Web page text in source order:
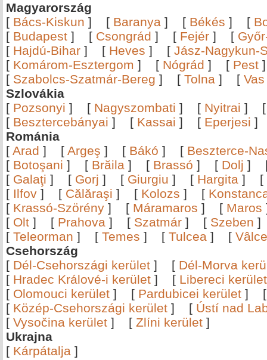
Magyarország
[ Bács-Kiskun ] [ Baranya ] [ Békés ] [
[ Budapest ] [ Csongrád ] [ Fejér ] [
[ Hajdú-Bihar ] [ Heves ] [ Jász-Nagykun-
[ Komárom-Esztergom ] [ Nógrád ] [ Pest
[ Szabolcs-Szatmár-Bereg ] [ Tolna ] [ Vas
Szlovákia
[ Pozsonyi ] [ Nagyszombati ] [ Nyitrai ]
[ Besztercebányai ] [ Kassai ] [ Eperjesi
Románia
[ Arad ] [ Argeş ] [ Bákó ] [ Beszterce-
[ Botoşani ] [ Brăila ] [ Brassó ] [ Dolj ]
[ Galaţi ] [ Gorj ] [ Giurgiu ] [ Hargita ]
[
[ Ilfov ] [ Călăraşi ] [ Kolozs ] [
[ Krassó-Szörény ] [ Máramaros ] [ Maros
[ Olt ] [ Prahova ] [ Szatmár ] [ Szeben
[ Teleorman ] [ Temes ] [ Tulcea ] [
Csehország
[ Dél-Csehországi kerület ] [ Dél-Morva
[ Hradec Králové-i kerület ] [ Libereci kerület
[ Olomouci kerület ] [ Pardubicei kerület ]
[ Közép-Csehországi kerület ] [ Ústí nad
[ Vysočina kerület ] [ Zlíni kerület ]
Ukrajna
[ Kárpátalja ]